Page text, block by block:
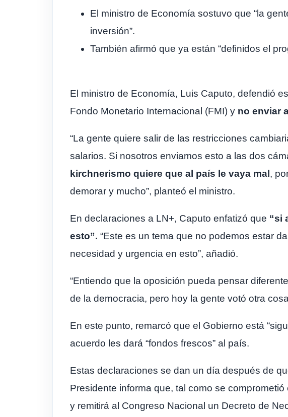
El ministro de Economía sostuvo que “la
inversión”.
También afirmó que ya están “definidos el
El ministro de Economía, Luis Caputo, defendió
Fondo Monetario Internacional (FMI) y no enviar
“La gente quiere salir de las restricciones
salarios. Si nosotros enviamos esto a las dos
kirchnerismo quiere que al país le vaya mal,
demorar y mucho”, planteó el ministro.
En declaraciones a LN+, Caputo enfatizó que “si
esto”. “Este es un tema que no podemos estar
necesidad y urgencia en esto”, añadió.
“Entiendo que la oposición pueda pensar
de la democracia, pero hoy la gente votó otra
En este punto, remarcó que el Gobierno está
acuerdo les dará “fondos frescos” al país.
Estas declaraciones se dan un día después de
Presidente informa que, tal como se
y remitirá al Congreso Nacional un Decreto de